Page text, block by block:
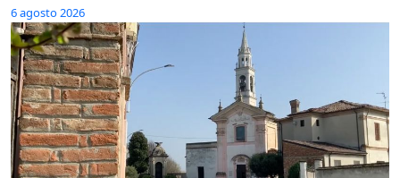
6 agosto 2026